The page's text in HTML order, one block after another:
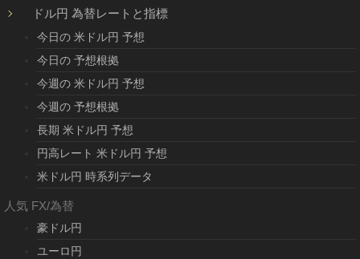
ドル円 為替レートと指標
今日の 米ドル円 予想
今日の 予想根拠
今週の 米ドル円 予想
今週の 予想根拠
長期 米ドル円 予想
円高レート 米ドル円 予想
米ドル円 時系列データ
人気 FX/為替
豪ドル円
ユーロ円